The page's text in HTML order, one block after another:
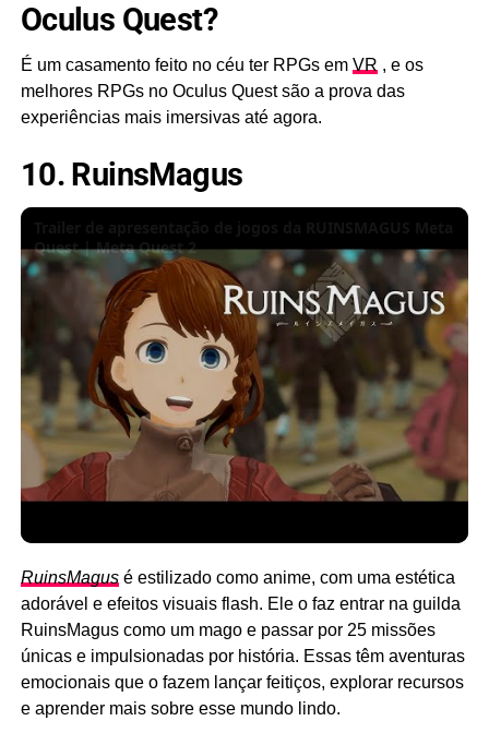
Oculus Quest?
É um casamento feito no céu ter RPGs em VR , e os
melhores RPGs no Oculus Quest são a prova das
experiências mais imersivas até agora.
10. RuinsMagus
Quest | Meta Quest 2
RuinsMagusé estilizado como anime, com uma estética
adorável e efeitos visuais flash. Ele o faz entrar na guilda
RuinsMagus como um mago e passar por 25 missões
únicas e impulsionadas por história. Essas têm aventuras
emocionais que o fazem lançar feitiços, explorar recursos
e aprender mais sobre esse mundo lindo.